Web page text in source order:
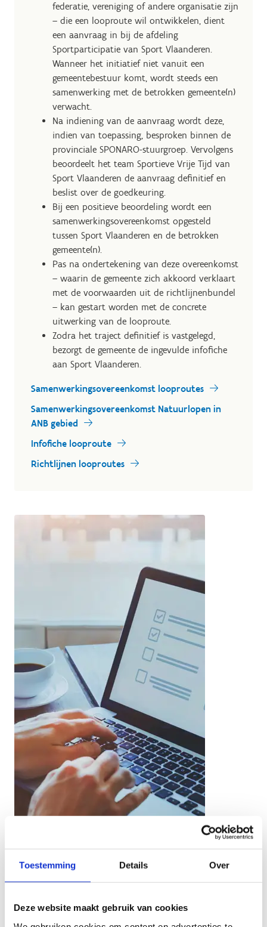
Toestemming Details Over
Deze website maakt gebruik van cookies
federatie, vereniging of andere organisatie zijn
– die een looproute wil ontwikkelen, dient
een aanvraag in bij de afdeling
Sportparticipatie van Sport Vlaanderen.
Wanneer het initiatief niet vanuit een
gemeentebestuur komt, wordt steeds een
samenwerking met de betrokken gemeente(n)
verwacht.
Na indiening van de aanvraag wordt deze,
indien van toepassing, besproken binnen de
provinciale SPONARO-stuurgroep. Vervolgens
beoordeelt het team Sportieve Vrije Tijd van
Sport Vlaanderen de aanvraag definitief en
beslist over de goedkeuring.
Bij een positieve beoordeling wordt een
samenwerkingsovereenkomst opgesteld
tussen Sport Vlaanderen en de betrokken
gemeente(n).
Pas na ondertekening van deze overeenkomst
– waarin de gemeente zich akkoord verklaart
met de voorwaarden uit de richtlijnenbundel
– kan gestart worden met de concrete
uitwerking van de looproute.
Zodra het traject definitief is vastgelegd,
bezorgt de gemeente de ingevulde infofiche
aan Sport Vlaanderen.
Samenwerkingsovereenkomst looproutes
Samenwerkingsovereenkomst Natuurlopen in
ANB gebied
Infofiche looproute
Richtlijnen looproutes
Stuur een bericht